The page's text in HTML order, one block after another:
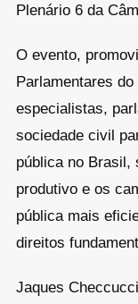
Plenário 6 da
O evento,
Parlamentares
especialistas,
sociedade civil
pública no Brasil,
produtivo e os
pública mais
direitos
Jaques